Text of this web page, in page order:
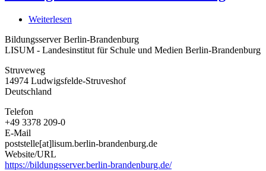
Weiterlesen
Berlin-
Brandenburg
Bildungsserver Berlin-Brandenburg
LISUM - Landesinstitut für Schule und Medien Berlin-Brandenburg
Struveweg
14974 Ludwigsfelde-Struveshof
Deutschland
Telefon
+49 3378 209-0
E-Mail
poststelle[at]lisum.berlin-brandenburg.de
Website/URL
https://bildungsserver.berlin-brandenburg.de/